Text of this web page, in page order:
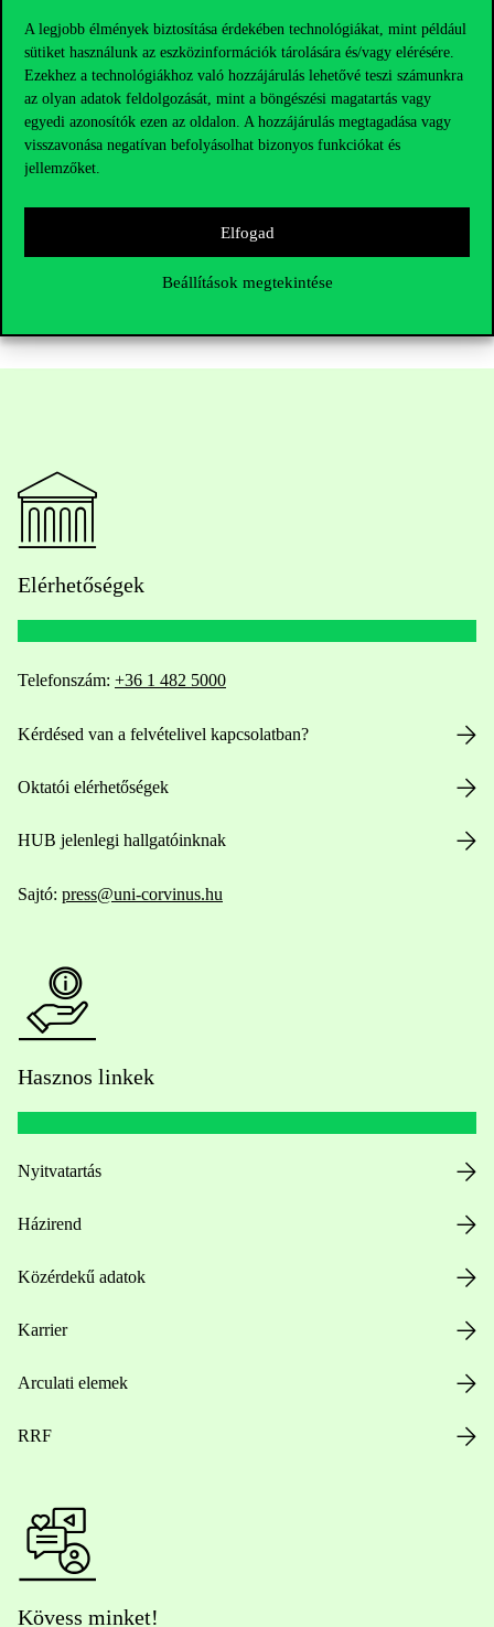
A legjobb élmények biztosítása érdekében technológiákat, mint például
sütiket használunk az eszközinformációk tárolására és/vagy elérésére.
Ezekhez a technológiákhoz való hozzájárulás lehetővé teszi számunkra
az olyan adatok feldolgozását, mint a böngészési magatartás vagy
egyedi azonosítók ezen az oldalon. A hozzájárulás megtagadása vagy
visszavonása negatívan befolyásolhat bizonyos funkciókat és
jellemzőket.
Elfogad
Beállítások megtekintése
lineáris komplementaritási feladatok megoldására
Elérhetőségek
Telefonszám: +36 1 482 5000
Kérdésed van a felvételivel kapcsolatban?
Oktatói elérhetőségek
HUB jelenlegi hallgatóinknak
Sajtó: press@uni-corvinus.hu
Hasznos linkek
Nyitvatartás
Házirend
Közérdekű adatok
Karrier
Arculati elemek
RRF
Kövess minket!